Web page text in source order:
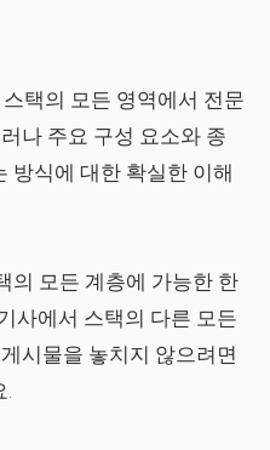
택의 모든 영역에서 전문
나 주요 구성 요소와 종
방식에 대한 확실한 이해
의 모든 계층에 가능한 한
사에서 스택의 다른 모든
시물을 놓치지 않으려면